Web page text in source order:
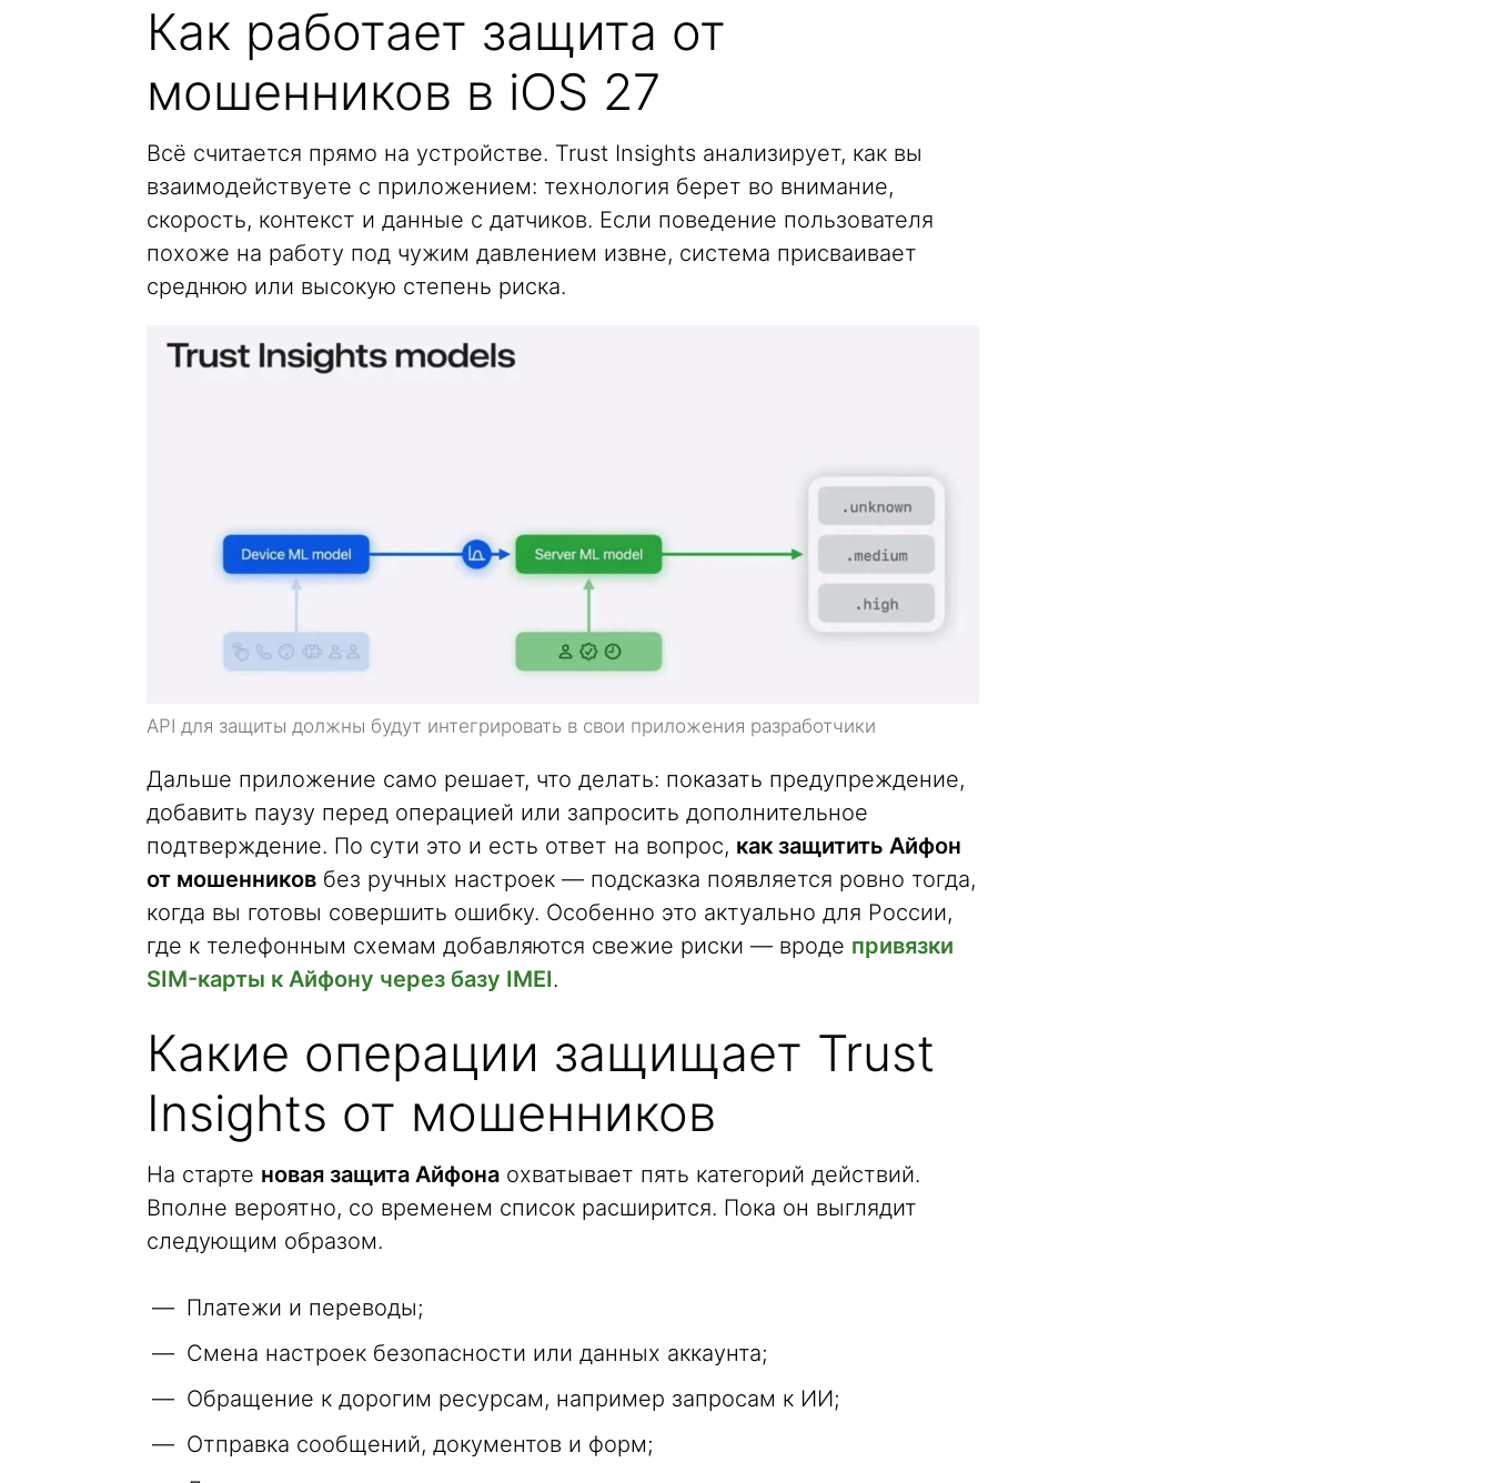
Как работает защита от
мошенников в iOS 27
Всё считается прямо на устройстве. Trust Insights анализирует, как вы
взаимодействуете с приложением: технология берет во внимание,
скорость, контекст и данные с датчиков. Если поведение пользователя
похоже на работу под чужим давлением извне, система присваивает
среднюю или высокую степень риска.
API для защиты должны будут интегрировать в свои приложения разработчики
Дальше приложение само решает, что делать: показать предупреждение,
добавить паузу перед операцией или запросить дополнительное
подтверждение. По сути это и есть ответ на вопрос, как защитить Айфон
от мошенников без ручных настроек — подсказка появляется ровно тогда,
когда вы готовы совершить ошибку. Особенно это актуально для России,
где к телефонным схемам добавляются свежие риски — вроде привязки
SIM-карты к Айфону через базу IMEI.
Какие операции защищает Trust
Insights от мошенников
На старте новая защита Айфона охватывает пять категорий действий.
Вполне вероятно, со временем список расширится. Пока он выглядит
следующим образом.
Платежи и переводы;
Смена настроек безопасности или данных аккаунта;
Обращение к дорогим ресурсам, например запросам к ИИ;
Отправка сообщений, документов и форм;